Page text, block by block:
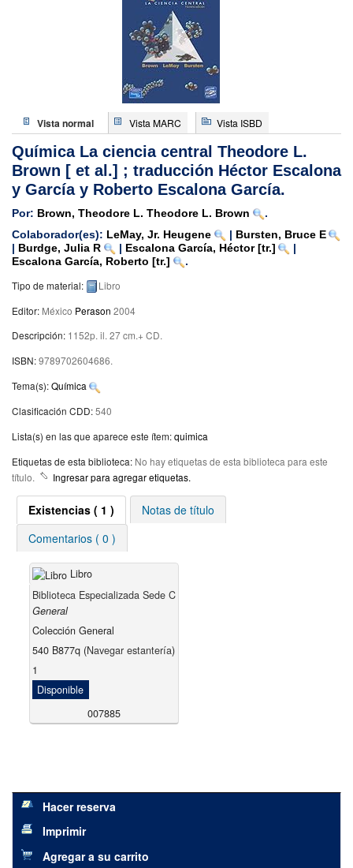
Vista normal Vista MARC Vista ISBD
Química La ciencia central Theodore L.
Brown [ et al.] ; traducción Héctor Escalona
y García y Roberto Escalona García.
Por: Brown, Theodore L. Theodore L. Brown
.
Colaborador(es): LeMay, Jr. Heugene | Bursten, Bruce E
| Burdge, Julia R | Escalona García, Héctor[tr.]
|
Escalona García, Roberto [tr.] .
Tipo de material:
Libro
Editor: México Perason 2004
Descripción: 1152p. il. 27 cm.+ CD.
ISBN:9789702604686.
Tema(s):Química
Clasificación CDD:540
Lista(s) en las que aparece este ítem:quimica
Etiquetas de esta biblioteca: No hay etiquetas de esta biblioteca para este
título.
Ingresar para agregar etiquetas.
Existencias( 1 )
Notas de título
Comentarios ( 0 )
Libro
Biblioteca Especializada Sede C
General
Colección General
540 B877q (Navegar estantería)
1
Disponible
007885
Hacer reserva
Imprimir
Agregar a su carrito